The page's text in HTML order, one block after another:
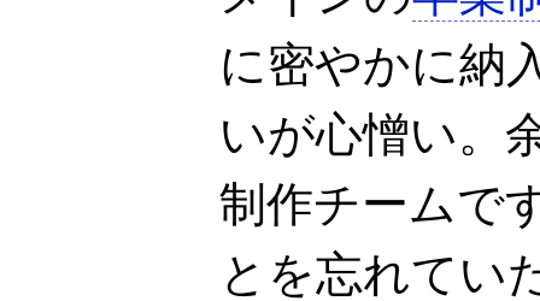
に密やかに納
いが心憎い。
制作チームで
とを忘れてい